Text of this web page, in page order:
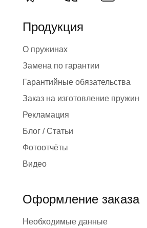
Продукция
О пружинах
Замена по гарантии
Гарантийные обязательства
Заказ на изготовление пружин
Рекламация
Блог / Статьи
Фотоотчёты
Видео
Оформление заказа
Необходимые данные